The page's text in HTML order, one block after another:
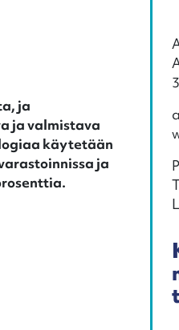
ja
ja valmistava
käytetään
ja